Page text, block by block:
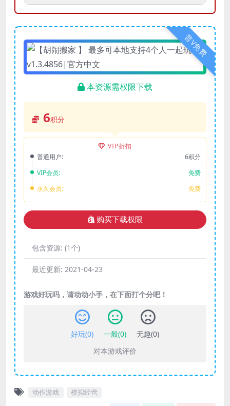
普V免费
本资源需权限下载
6积分
VIP折扣
普通用户:
6积分
VIP会员:
免费
永久会员:
免费
购买下载权限
包含资源: (1个)
最近更新: 2021-04-23
游戏好玩吗，请动动小手，在下面打个分吧！
好玩(0) 一般(0) 无趣(0)
对本游戏评价
动作游戏 模拟经营